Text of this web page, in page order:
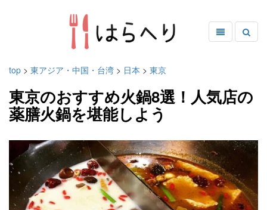
top > 東アジア・中国・台湾 > 日本 > 東京
東京のおすすめ火鍋8選！人気店の
薬膳火鍋を堪能しよう